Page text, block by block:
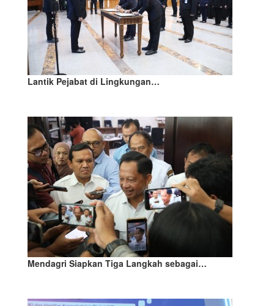
Lantik Pejabat di Lingkungan…
Mendagri Siapkan Tiga Langkah sebagai…